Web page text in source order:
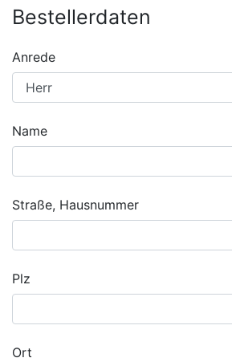
Bestellerdaten
Anrede
Name
Straße, Hausnummer
Plz
Ort